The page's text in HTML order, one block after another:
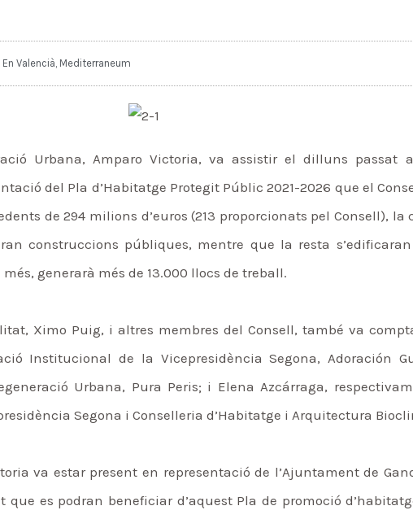
En Valencià Mediterraneum
Urbana, Amparo Victoria, va assistir el dilluns passat
del Pla d’Habitatge Protegit Públic 2021-2026 que el
de 294 milions d’euros (213 proporcionats pel Consell), la
construccions públiques, mentre que la resta
generarà més de 13.000 llocs de treball.
Ximo Puig, i altres membres del Consell, també va
Institucional de la Vicepresidència Segona, Adoración
Urbana, Pura Peris; i Elena Azcárraga,
Segona i Conselleria d’Habitatge i Arquitectura
va estar present en representació de l’Ajuntament de
es podran beneficiar d’aquest Pla de promoció